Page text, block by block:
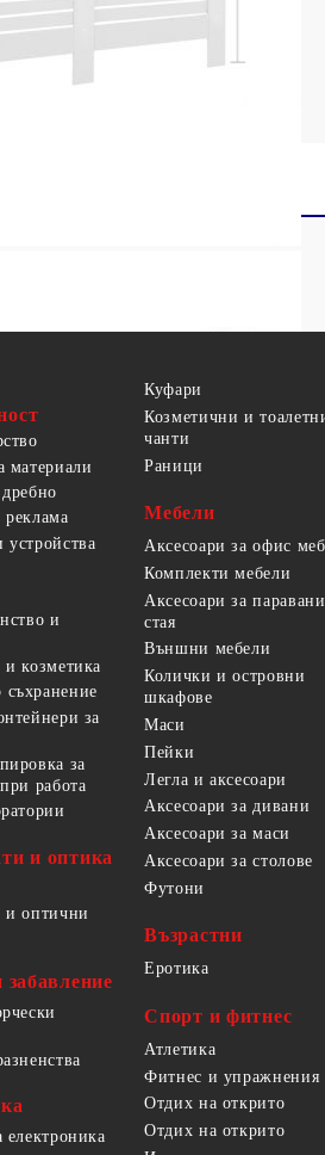
80 см (Ш x Д x В)
ламели: 2,7 см
материали
и
козметика
за
за
работа
и оптика
и оптични
забавление
електроника
Куфари
Козметични и
чанти
Раници
Мебели
Аксесоари за офис
Комплекти мебели
Аксесоари за
стая
Външни мебели
Колички и островни
шкафове
Маси
Пейки
Легла и аксесоари
Аксесоари за дивани
Аксесоари за маси
Аксесоари за столове
Футони
Възрастни
Еротика
Спорт и фитнес
Атлетика
Фитнес и упражнения
Отдих на открито
Отдих на открито